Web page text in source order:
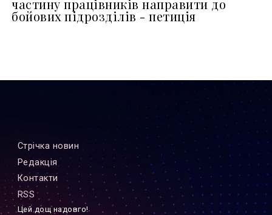
частину працівників направити до
бойових підрозділів - петиція
Стрiчка новин
Редакцiя
Контакти
RSS
Цей дощ надовго!